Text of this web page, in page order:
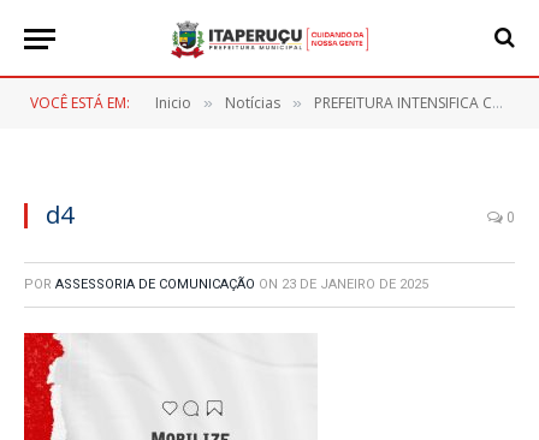
VOCÊ ESTÁ EM: Inicio » Notícias » PREFEITURA INTENSIFICA COMBATE À DENGUE COM MUTIRÃO E CONSCIENTIZAÇÃO
d4 0
POR ASSESSORIA DE COMUNICAÇÃO ON 23 DE JANEIRO DE 2025